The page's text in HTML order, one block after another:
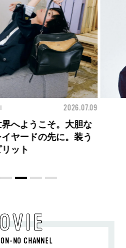
2026.07.09
】時をかけ
NO CHANNEL